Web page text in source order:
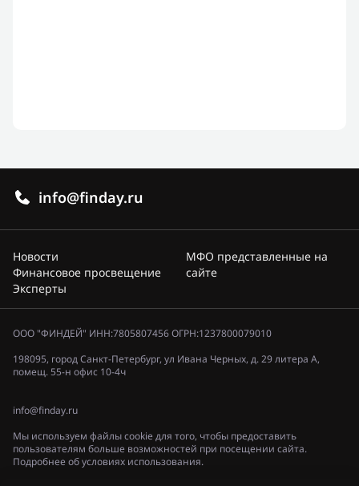
info@finday.ru
Новости
Финансовое просвещение
Эксперты
МФО представленные на
сайте
ООО "ФИНДЕЙ" ИНН:7805807456 ОГРН:1237800079010
198095, город Санкт-Петербург, ул Ивана Черных, д. 29 литера А,
помещ. 55-н офис 10-4ч
info@finday.ru
Мы используем файлы cookie для того, чтобы предоставить
пользователям больше возможностей при посещении сайта.
Подробнее об условиях использования.